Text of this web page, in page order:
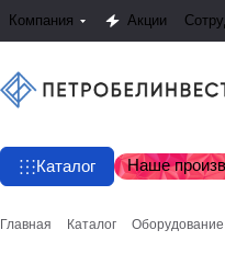
Компания Акции
Каталог Наше
Главная Каталог Оборудование